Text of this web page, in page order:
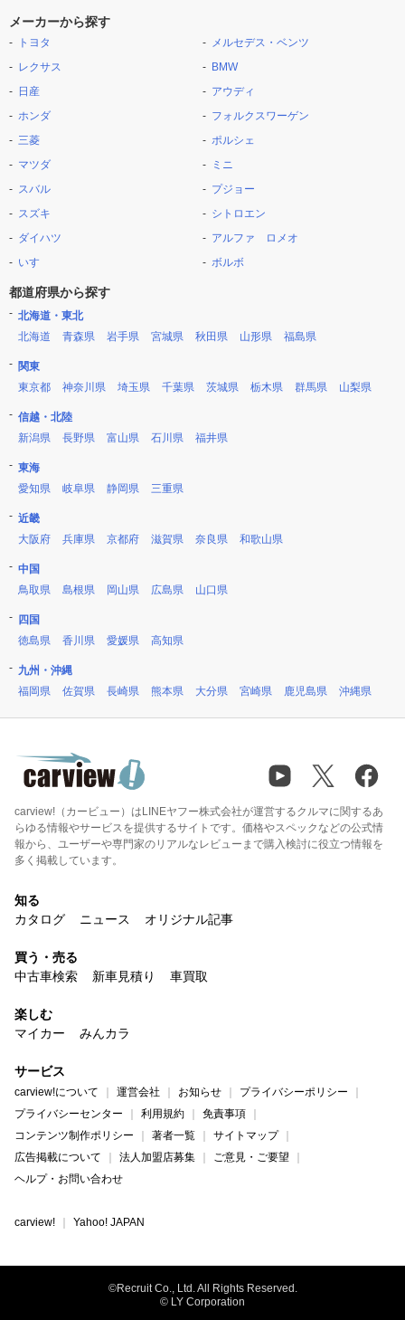
メーカーから探す
トヨタ
レクサス
日産
ホンダ
三菱
マツダ
スバル
スズキ
ダイハツ
いすゞ
メルセデス・ベンツ
BMW
アウディ
フォルクスワーゲン
ポルシェ
ミニ
プジョー
シトロエン
アルファ ロメオ
ボルボ
都道府県から探す
北海道・東北
北海道
青森県 岩手県 宮城県 秋田県 山形県 福島県
関東
東京都
神奈川県 埼玉県 千葉県 茨城県 栃木県 群馬県 山梨県
信越・北陸
新潟県
長野県 富山県 石川県 福井県
東海
愛知県
岐阜県 静岡県 三重県
近畿
大阪府
兵庫県 京都府 滋賀県 奈良県 和歌山県
中国
鳥取県
島根県 岡山県 広島県 山口県
四国
徳島県
香川県 愛媛県 高知県
九州・沖縄
福岡県
佐賀県 長崎県 熊本県 大分県 宮崎県 鹿児島県 沖縄県
carview!（カービュー）はLINEヤフー株式会社が運営するクルマに関するあ
らゆる情報やサービスを提供するサイトです。価格やスペックなどの公式情
報から、ユーザーや専門家のリアルなレビューまで購入検討に役立つ情報を
多く掲載しています。
知る
カタログ
ニュース オリジナル記事
買う・売る
中古車検索
新車見積り 車買取
楽しむ
マイカー
みんカラ
サービス
carview!について 運営会社 お知らせ
プライバシーポリシー
プライバシーセンター
利用規約
免責事項
コンテンツ制作ポリシー
著者一覧
サイトマップ
広告掲載について
法人加盟店募集
ご意見・ご要望
ヘルプ・お問い合わせ
carview! Yahoo! JAPAN
©Recruit Co., Ltd. All Rights Reserved.
© LY Corporation